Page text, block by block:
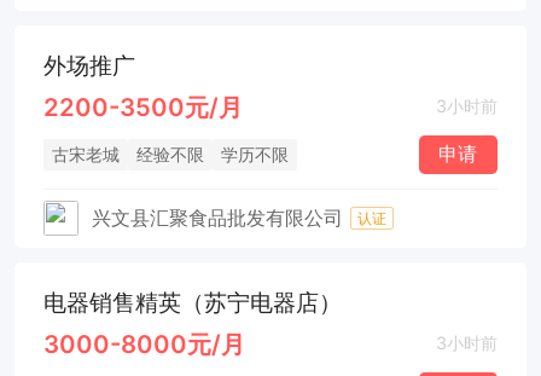
外场推广
2200-3500元/月 3小时前
古宋老城 经验不限 学历不限 申请
兴文县汇聚食品批发有限公司 认证
电器销售精英（苏宁电器店）
3000-8000元/月 3小时前